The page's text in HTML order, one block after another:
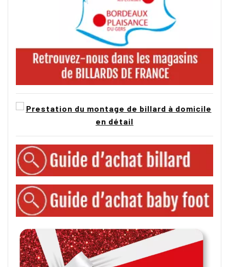
accompagne plusieurs générations sans jamais
perdre de sa valeur ni de son esthétique. Tous les
modèles de cette gamme sont fabriqués sur
commande dans nos ateliers français, avec une
personnalisation poussée et des délais qui peuvent
atteindre 16 semaines pour les pièces les plus
Pourquoi un billard convertible
Le choix d'un billard convertible prestige répond à
plusieurs motivations qui se cumulent souvent : le
désir d'une pièce d'exception qui marque un projet
d'aménagement, la volonté de ne pas faire de
compromis sur la qualité de fabrication ou les
matériaux, le besoin de cumuler salle à manger et
salle de jeu sans renoncer à l'esthétique haut de
durable qui prendra de la valeur. Les techniques de
fabrication françaises, les matériaux nobles, le
savoir-faire artisanal et la garantie longue durée